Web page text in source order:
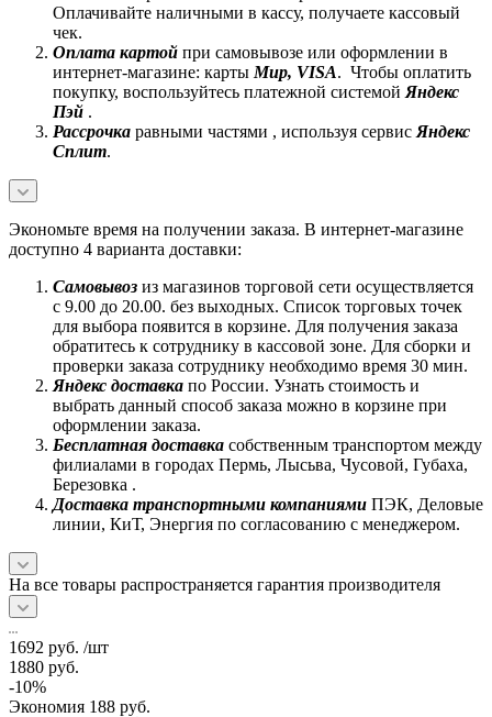
Оплачивайте наличными в кассу, получаете кассовый
чек.
Оплата картой при самовывозе или оформлении в
интернет-магазине: карты Mир, VISA. Чтобы оплатить
покупку, воспользуйтесь платежной системой Яндекс
Пэй .
Рассрочка равными частями , используя сервис Яндекс
Сплит.
Экономьте время на получении заказа. В интернет-магазине
доступно 4 варианта доставки:
Самовывоз из магазинов торговой сети осуществляется
с 9.00 до 20.00. без выходных. Список торговых точек
для выбора появится в корзине. Для получения заказа
обратитесь к сотруднику в кассовой зоне. Для сборки и
проверки заказа сотруднику необходимо время 30 мин.
Яндекс доставка по России. Узнать стоимость и
выбрать данный способ заказа можно в корзине при
оформлении заказа.
Бесплатная доставка собственным транспортом между
филиалами в городах Пермь, Лысьва, Чусовой, Губаха,
Березовка .
Доставка транспортными компаниями ПЭК, Деловые
линии, КиТ, Энергия по согласованию с менеджером.
На все товары распространяется гарантия производителя
1692 руб. /шт
1880 руб.
-10%
Экономия 188 руб.